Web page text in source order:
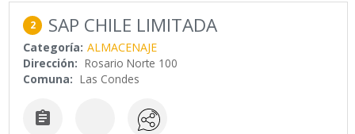
2 SAP CHILE LIMITADA
Categoría: ALMACENAJE
Dirección: Rosario Norte 100
Comuna: Las Condes
